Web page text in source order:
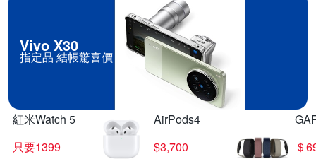
Vivo X30
指定品 結帳驚喜價
紅米Watch 5
只要1399
AirPods4
$3,700
＄